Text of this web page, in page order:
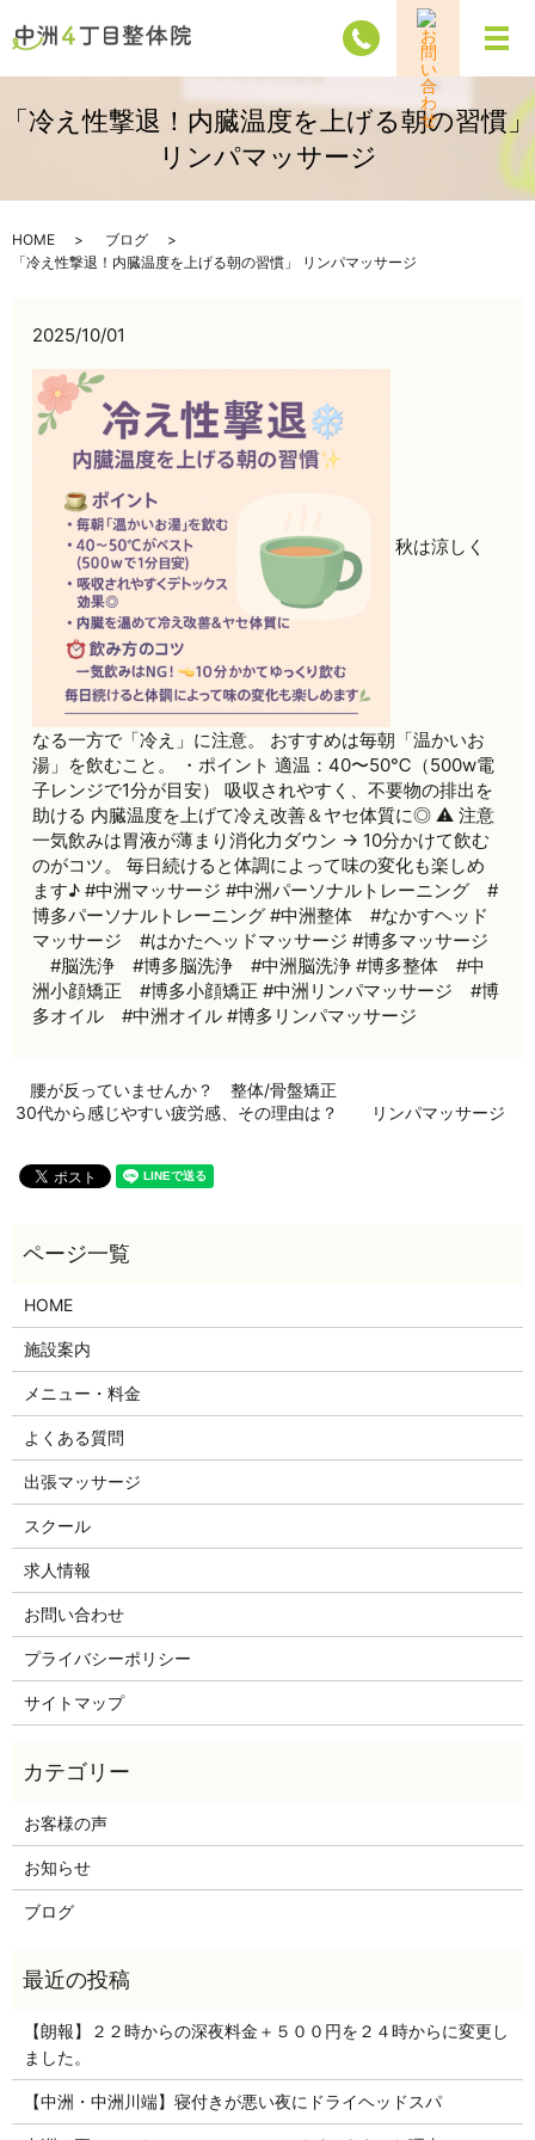
メ
「冷え性撃退！内臓温度を上げる朝の習慣」
リンパマッサージ
HOME
ブログ
「冷え性撃退！内臓温度を上げる朝の習慣」 リンパマッサージ
2025/10/01
秋は涼しく
なる一方で「冷え」に注意。 おすすめは毎朝「温かいお
湯」を飲むこと。 ・ポイント 適温：40〜50℃（500w電
子レンジで1分が目安） 吸収されやすく、不要物の排出を
助ける 内臓温度を上げて冷え改善＆ヤセ体質に◎ ⚠ 注意
一気飲みは胃液が薄まり消化力ダウン → 10分かけて飲む
のがコツ。 毎日続けると体調によって味の変化も楽しめ
ます♪ #中洲マッサージ #中洲パーソナルトレーニング #
博多パーソナルトレーニング #中洲整体 #なかすヘッド
マッサージ #はかたヘッドマッサージ #博多マッサージ
#脳洗浄 #博多脳洗浄 #中洲脳洗浄 #博多整体 #中
洲小顔矯正 #博多小顔矯正 #中洲リンパマッサージ #博
多オイル #中洲オイル #博多リンパマッサージ
腰が反っていませんか？ 整体/骨盤矯正
30代から感じやすい疲労感、その理由は？ リンパマッサージ
HOME
施設案内
メニュー・料金
よくある質問
出張マッサージ
スクール
求人情報
お問い合わせ
プライバシーポリシー
サイトマップ
お客様の声
お知らせ
ブログ
【朗報】２２時からの深夜料金＋５００円を２４時からに変更し
ました。
【中洲・中洲川端】寝付きが悪い夜にドライヘッドスパ